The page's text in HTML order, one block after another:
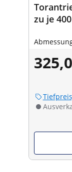
zu je